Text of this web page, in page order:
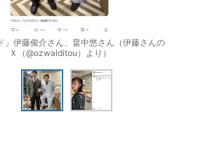
」伊藤俊介さん、畠中悠さん（伊藤さんの
Ｘ（@ozwalditou）より）